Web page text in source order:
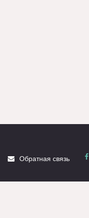
Обратная связь